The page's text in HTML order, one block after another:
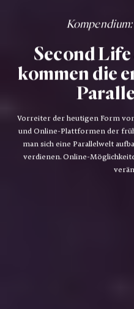
Kompendium
Second
kommen die
Vorreiter der heutigen Form
und Online-Plattformen der
man sich eine Parallelwelt
verdienen. Online-